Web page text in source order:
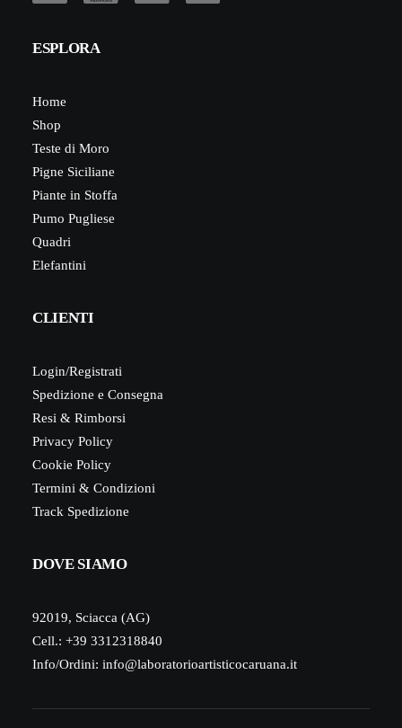
ESPLORA
Home
Shop
Teste di Moro
Pigne Siciliane
Piante in Stoffa
Pumo Pugliese
Quadri
Elefantini
CLIENTI
Login/Registrati
Spedizione e Consegna
Resi & Rimborsi
Privacy Policy
Cookie Policy
Termini & Condizioni
Track Spedizione
DOVE SIAMO
92019, Sciacca (AG)
Cell.: +39 3312318840
Info/Ordini: info@laboratorioartisticocaruana.it